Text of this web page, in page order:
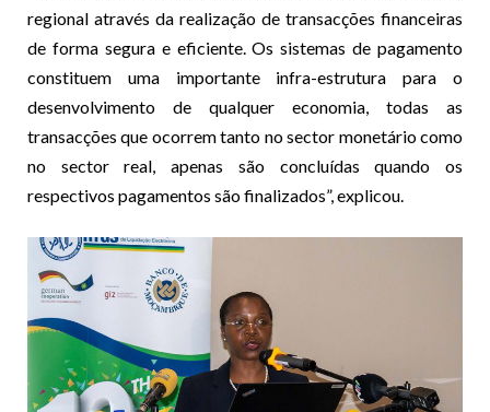
regional através da realização de transacções financeiras
de forma segura e eficiente. Os sistemas de pagamento
constituem uma importante infra-estrutura para o
desenvolvimento de qualquer economia, todas as
transacções que ocorrem tanto no sector monetário como
no sector real, apenas são concluídas quando os
respectivos pagamentos são finalizados”, explicou.